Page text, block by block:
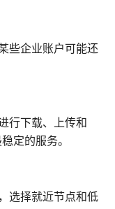
些企业账户可能还
行下载、上传和
定的服务。
选择就近节点和低